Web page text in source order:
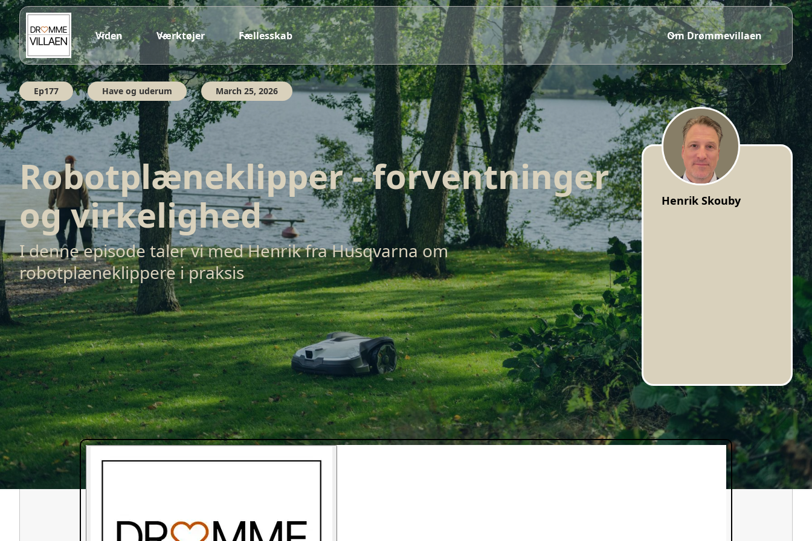
Viden Værktøjer Fællesskab Om Drømmevillaen
Ep177 Have og uderum March 25, 2026
Robotplæneklipper - forventninger
og virkelighed
I denne episode taler vi med Henrik fra Husqvarna om
robotplæneklippere i praksis
Henrik Skouby